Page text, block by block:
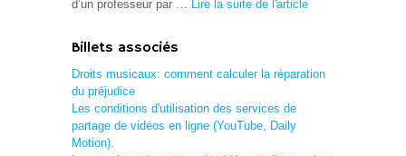
d’un professeur par … Lire la suite de l'article
Billets associés
Droits musicaux: comment calculer la réparation
du préjudice
Les conditions d'utilisation des services de
partage de vidéos en ligne (YouTube, Daily
Motion).